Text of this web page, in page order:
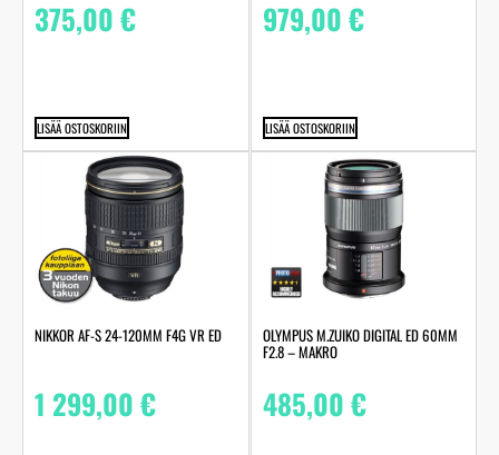
375,00€
LISÄÄ OSTOSKORIIN
979,00€
LISÄÄ OSTOSKORIIN
NIKKOR AF-S 24-120MM F4G VR ED
1 299,00€
OLYMPUS M.ZUIKO DIGITAL ED 60MM
F2.8 – MAKRO
485,00€